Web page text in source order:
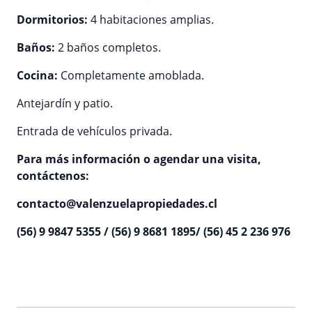
Dormitorios: 4 habitaciones amplias.
Baños: 2 baños completos.
Cocina: Completamente amoblada.
Antejardín y patio.
Entrada de vehículos privada.
Para más información o agendar una visita,
contáctenos:
contacto@valenzuelapropiedades.cl
(56) 9 9847 5355 / (56) 9 8681 1895/ (56) 45 2 236 976